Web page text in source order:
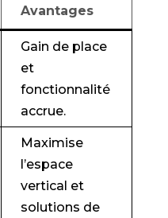
Avantages
Gain de place
et
fonctionnalité
accrue.
Maximise
l’espace
vertical et
solutions de